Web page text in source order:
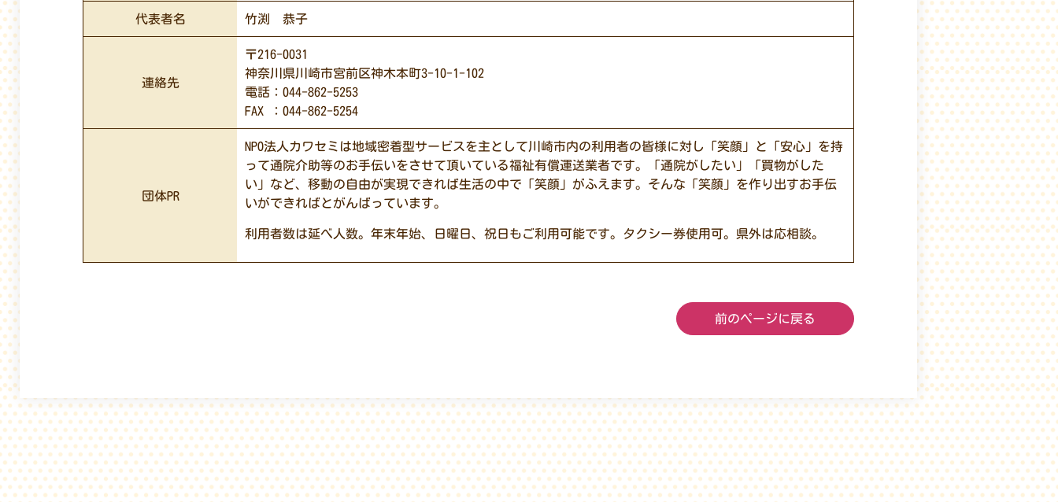
代表者名 竹渕 恭子
連絡先
〒216-0031
神奈川県川崎市宮前区神木本町3-10-1-102
電話：044-862-5253
FAX ：044-862-5254
団体PR
NPO法人カワセミは地域密着型サービスを主として川崎市内の利用者の皆様に対し「笑顔」と「安心」を持
って通院介助等のお手伝いをさせて頂いている福祉有償運送業者です。「通院がしたい」「買物がした
い」など、移動の自由が実現できれば生活の中で「笑顔」がふえます。そんな「笑顔」を作り出すお手伝
いができればとがんばっています。
利用者数は延べ人数。年末年始、日曜日、祝日もご利用可能です。タクシー券使用可。県外は応相談。
前のページに戻る